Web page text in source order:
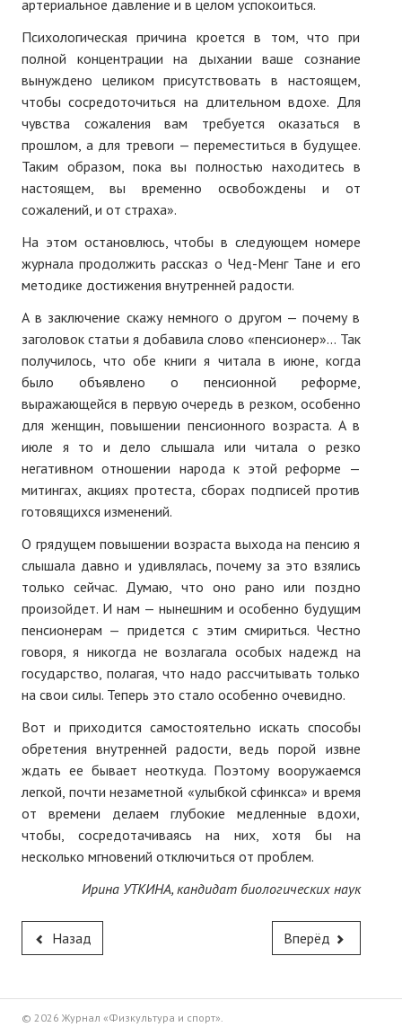
артериальное давление и в целом успокоиться.
Психологическая причина кроется в том, что при
полной концентрации на дыхании ваше сознание
вынуждено целиком присутствовать в настоящем,
чтобы сосредоточиться на длительном вдохе. Для
чувства сожаления вам требуется оказаться в
прошлом, а для тревоги — переместиться в будущее.
Таким образом, пока вы полностью находитесь в
настоящем, вы временно освобождены и от
сожалений, и от страха».
На этом остановлюсь, чтобы в следующем номере
журнала продолжить рассказ о Чед-Менг Тане и его
методике достижения внутренней радости.
А в заключение скажу немного о другом — почему в
заголовок статьи я добавила слово «пенсионер»... Так
получилось, что обе книги я читала в июне, когда
было объявлено о пенсионной реформе,
выражающейся в первую очередь в резком, особенно
для женщин, повышении пенсионного возраста. А в
июле я то и дело слышала или читала о резко
негативном отношении народа к этой реформе —
митингах, акциях протеста, сборах подписей против
готовящихся изменений.
О грядущем повышении возраста выхода на пенсию я
слышала давно и удивлялась, почему за это взялись
только сейчас. Думаю, что оно рано или поздно
произойдет. И нам — нынешним и особенно будущим
пенсионерам — придется с этим смириться. Честно
говоря, я никогда не возлагала особых надежд на
государство, полагая, что надо рассчитывать только
на свои силы. Теперь это стало особенно очевидно.
Вот и приходится самостоятельно искать способы
обретения внутренней радости, ведь порой извне
ждать ее бывает неоткуда. Поэтому вооружаемся
легкой, почти незаметной «улыбкой сфинкса» и время
от времени делаем глубокие медленные вдохи,
чтобы, сосредотачиваясь на них, хотя бы на
несколько мгновений отключиться от проблем.
Ирина УТКИНА, кандидат биологических наук
Назад Вперёд
© 2026 Журнал «Физкультура и спорт».